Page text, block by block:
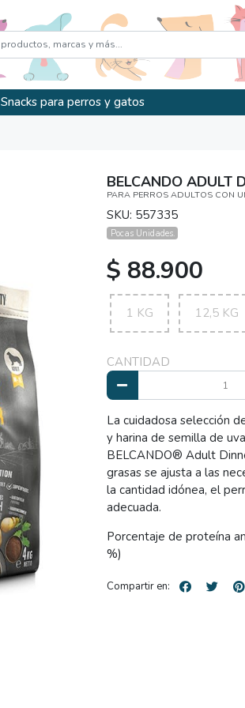
Snacks para perros y gatos
BELCANDO ADULT
PARA PERROS ADULTOS CON
SKU: 557335
Pocas Unidades.
$ 88.900
1 KG 12,5 KG
CANTIDAD
La cuidadosa selección
y harina de semilla de
BELCANDO® Adult
grasas se ajusta a las
la cantidad idónea, el
adecuada.
Porcentaje de proteína
%)
Compartir en: